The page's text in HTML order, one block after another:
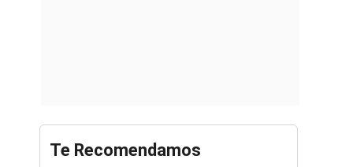
Te Recomendamos